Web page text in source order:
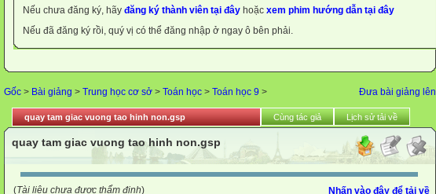
Nếu chưa đăng ký, hãy đăng ký thành viên tại đây hoặc xem phim hướng dẫn tại đây
Nếu đã đăng ký rồi, quý vị có thể đăng nhập ở ngay ô bên phải.
Đưa bài giảng lên
Gốc > Bài giảng > Trung học cơ sở > Toán học > Toán học 9 >
quay tam giac vuong tao hinh non.gsp Cùng tác giả Lịch sử tải về
quay tam giac vuong tao hinh non.gsp
Nhấn vào đây để tải về
(Tài liệu chưa được thẩm định)